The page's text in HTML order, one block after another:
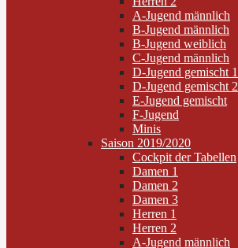
A-Jugend männlich
B-Jugend männlich
B-Jugend weiblich
C-Jugend männlich
D-Jugend gemischt 1
D-Jugend gemischt 2
E-Jugend gemischt
F-Jugend
Minis
Saison 2019/2020
Cockpit der Tabellen
Damen 1
Damen 2
Damen 3
Herren 1
Herren 2
A-Jugend männlich